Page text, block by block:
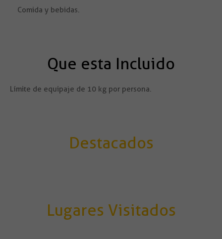
Comida y bebidas.
Que esta Incluido
Límite de equipaje de 10 kg por persona.
Destacados
Lugares Visitados